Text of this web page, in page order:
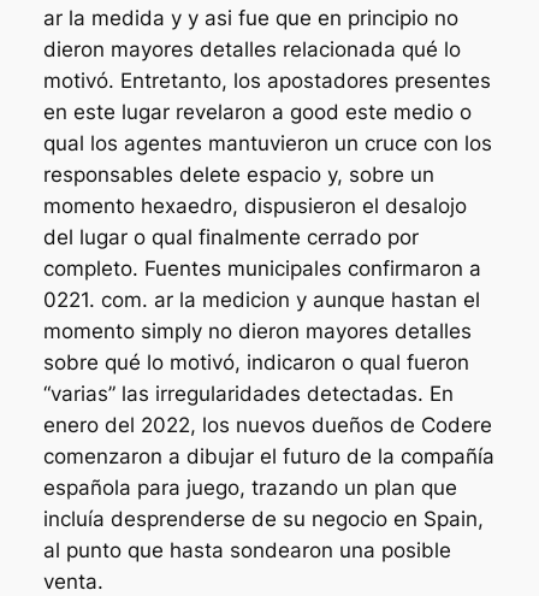
ar la medida y y asi fue que en principio no
dieron mayores detalles relacionada qué lo
motivó. Entretanto, los apostadores presentes
en este lugar revelaron a good este medio o
qual los agentes mantuvieron un cruce con los
responsables delete espacio y, sobre un
momento hexaedro, dispusieron el desalojo
del lugar o qual finalmente cerrado por
completo. Fuentes municipales confirmaron a
0221. com. ar la medicion y aunque hastan el
momento simply no dieron mayores detalles
sobre qué lo motivó, indicaron o qual fueron
“varias” las irregularidades detectadas. En
enero del 2022, los nuevos dueños de Codere
comenzaron a dibujar el futuro de la compañía
española para juego, trazando un plan que
incluía desprenderse de su negocio en Spain,
al punto que hasta sondearon una posible
venta.